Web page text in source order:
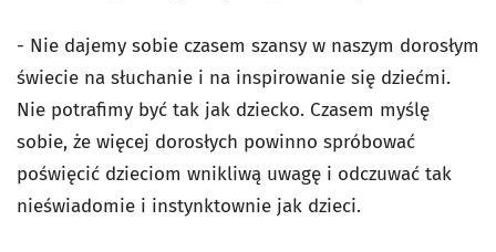
- Nie dajemy sobie czasem szansy w naszym dorosłym
świecie na słuchanie i na inspirowanie się dziećmi.
Nie potrafimy być tak jak dziecko. Czasem myślę
sobie, że więcej dorosłych powinno spróbować
poświęcić dzieciom wnikliwą uwagę i odczuwać tak
nieświadomie i instynktownie jak dzieci.